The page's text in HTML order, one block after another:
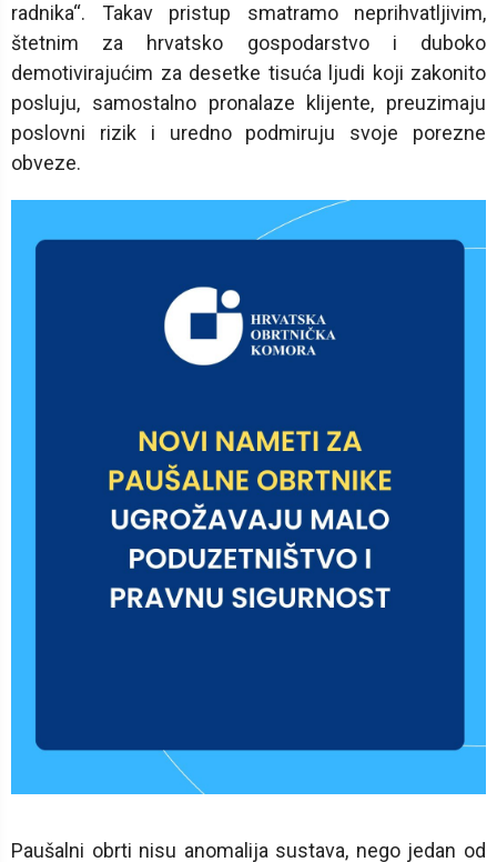
radnika“. Takav pristup smatramo neprihvatljivim,
štetnim za hrvatsko gospodarstvo i duboko
demotivirajućim za desetke tisuća ljudi koji zakonito
posluju, samostalno pronalaze klijente, preuzimaju
poslovni rizik i uredno podmiruju svoje porezne
obveze.
Paušalni obrti nisu anomalija sustava, nego jedan od